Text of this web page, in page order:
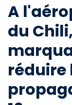
A
du
réduire